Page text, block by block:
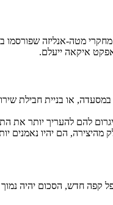
אנליזה שפורסמו ב-2025
איקאה ייעלם.
או בניית חבילת
להם להעריך יותר את
הם יהיו נאמנים
קפה חדש, הסכום יהיה